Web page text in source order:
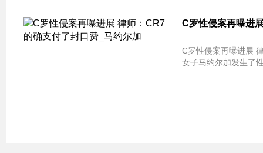
C罗性侵案再曝进
C罗性侵案再曝进展
女子马约尔加发生了